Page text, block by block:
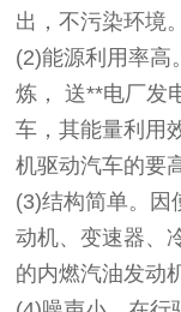
出，不污染环境。
(2)能源利用率高
炼， 送**电厂发
车，其能量利用
机驱动汽车的要
(3)结构简单。因
动机、变速器、
的内燃汽油发动